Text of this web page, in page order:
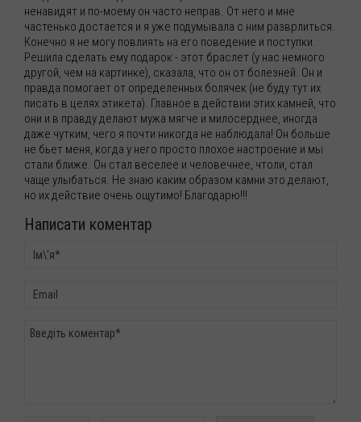
ненавидят и по-моему он часто неправ. От него и мне
частенько достается и я уже подумывала с ним разврлиться.
Конечно я не могу повлиять на его поведение и поступки.
Решила сделать ему подарок - этот браслет (у нас немного
другой, чем на картинке), сказала, что он от болезней. Он и
правда помогает от определенных болячек (не буду тут их
писать в целях этикета). Главное в действии этих камней, что
они и в правду делают мужа мягче и милосерднее, иногда
даже чутким, чего я почти никогда не наблюдала! Он больше
не бьет меня, когда у него просто плохое настроение и мы
стали ближе. Он стал веселее и человечнее, чтоли, стал
чаще улыбаться. Не знаю каким образом камни это делают,
но их действие очень ощутимо! Благодарю!!!
Написати коментар